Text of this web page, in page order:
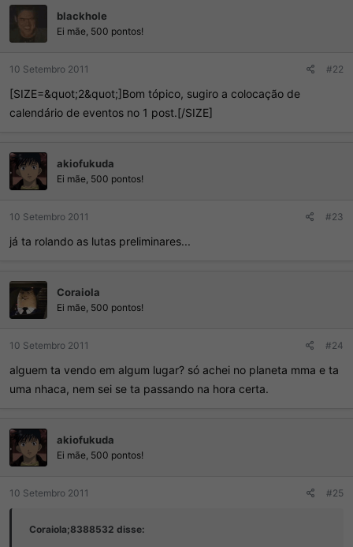
blackhole
Ei mãe, 500 pontos!
10 Setembro 2011 #22
[SIZE=&quot;2&quot;]Bom tópico, sugiro a colocação de
calendário de eventos no 1 post.[/SIZE]
akiofukuda
Ei mãe, 500 pontos!
10 Setembro 2011 #23
já ta rolando as lutas preliminares...
Coraiola
Ei mãe, 500 pontos!
10 Setembro 2011 #24
alguem ta vendo em algum lugar? só achei no planeta mma e ta
uma nhaca, nem sei se ta passando na hora certa.
akiofukuda
Ei mãe, 500 pontos!
10 Setembro 2011 #25
Coraiola;8388532 disse: